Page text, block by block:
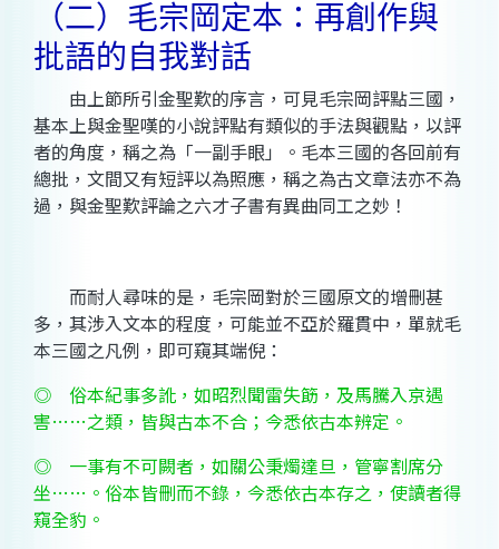
（二）毛宗岡定本：再創作與
批語的自我對話
由上節所引金聖歎的序言，可見毛宗岡評點三國，
基本上與金聖嘆的小說評點有類似的手法與觀點，以評
者的角度，稱之為「一副手眼」。毛本三國的各回前有
總批，文間又有短評以為照應，稱之為古文章法亦不為
過，與金聖歎評論之六才子書有異曲同工之妙！
而耐人尋味的是，毛宗岡對於三國原文的增刪甚
多，其涉入文本的程度，可能並不亞於羅貫中，單就毛
本三國之凡例，即可窺其端倪：
◎
俗本紀事多訛，如昭烈聞雷失筯，及馬騰入京遇
害……之類，皆與古本不合；今悉依古本辨定。
◎
一事有不可闕者，如關公秉燭達旦，管寧割席分
坐……。俗本皆刪而不錄，今悉依古本存之，使讀者得
窺全豹。